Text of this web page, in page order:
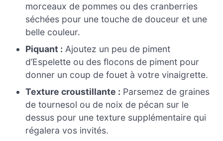
morceaux de pommes ou des cranberries
séchées pour une touche de douceur et une
belle couleur.
Piquant : Ajoutez un peu de piment
d’Espelette ou des flocons de piment pour
donner un coup de fouet à votre vinaigrette.
Texture croustillante : Parsemez de graines
de tournesol ou de noix de pécan sur le
dessus pour une texture supplémentaire qui
régalera vos invités.